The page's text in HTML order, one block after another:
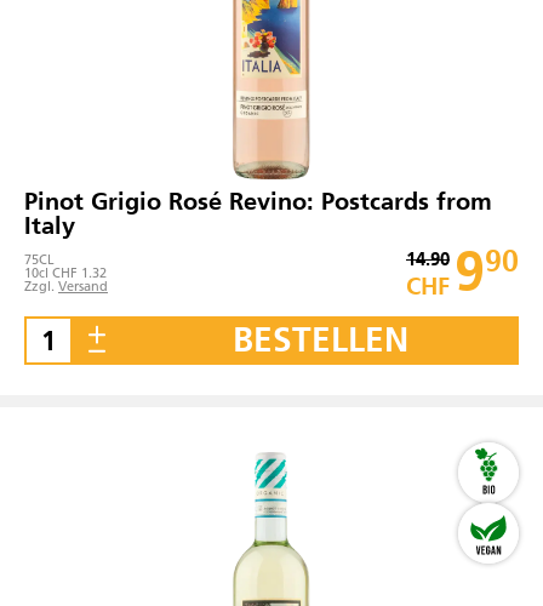
Pinot Grigio Rosé Revino: Postcards from
Italy
75CL
10cl CHF 1.32
Zzgl. Versand
14.90
CHF 990
BESTELLEN